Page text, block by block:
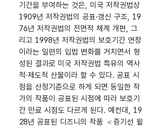
기간을 부여하는 것은, 미국 저작권법상
1909년 저작권법의 공표·갱신 구조, 19
76년 저작권법의 전면적 체계 개편, 그
리고 1998년 저작권법의 보호기간 연장
이라는 일련의 입법 변화를 거치면서 형
성된 결과로 미국 저작권법 특유의 역사
적·제도적 산물이라 할 수 있다. 공표 시
점을 산정기준으로 하게 되면 동일한 작
가의 작품이 공표된 시점에 따라 보호기
간 만료 시점도 다르게 된다. 예컨대, 19
28년 공표된 디즈니의 작품 ＜증기선 윌